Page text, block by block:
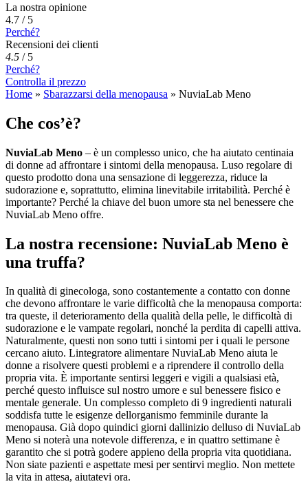
La nostra opinione
4.7 / 5
Perché?
Recensioni dei clienti
4.5 / 5
Perché?
Controlla il prezzo
Home » Sbarazzarsi della menopausa » NuviaLab Meno
Che cos’è?
NuviaLab Meno – è un complesso unico, che ha aiutato centinaia
di donne ad affrontare i sintomi della menopausa. Luso regolare di
questo prodotto dona una sensazione di leggerezza, riduce la
sudorazione e, soprattutto, elimina linevitabile irritabilità. Perché è
importante? Perché la chiave del buon umore sta nel benessere che
NuviaLab Meno offre.
La nostra recensione: NuviaLab Meno è
una truffa?
In qualità di ginecologa, sono costantemente a contatto con donne
che devono affrontare le varie difficoltà che la menopausa comporta:
tra queste, il deterioramento della qualità della pelle, le difficoltà di
sudorazione e le vampate regolari, nonché la perdita di capelli attiva.
Naturalmente, questi non sono tutti i sintomi per i quali le persone
cercano aiuto. Lintegratore alimentare NuviaLab Meno aiuta le
donne a risolvere questi problemi e a riprendere il controllo della
propria vita. È importante sentirsi leggeri e vigili a qualsiasi età,
perché questo influisce sul nostro umore e sul benessere fisico e
mentale generale. Un complesso completo di 9 ingredienti naturali
soddisfa tutte le esigenze dellorganismo femminile durante la
menopausa. Già dopo quindici giorni dallinizio delluso di NuviaLab
Meno si noterà una notevole differenza, e in quattro settimane è
garantito che si potrà godere appieno della propria vita quotidiana.
Non siate pazienti e aspettate mesi per sentirvi meglio. Non mettete
la vita in attesa, aiutatevi ora.